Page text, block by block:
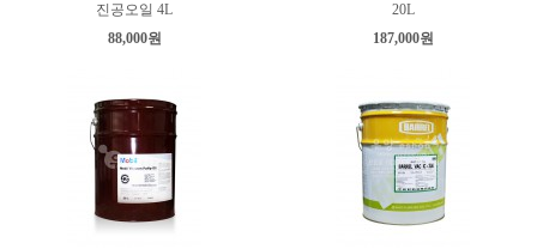
진공오일 4L
88,000원
20L
187,000원